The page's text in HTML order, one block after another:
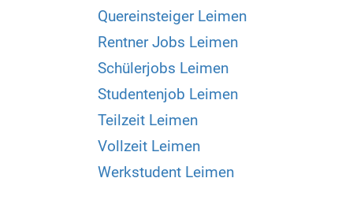
Quereinsteiger Leimen
Rentner Jobs Leimen
Schülerjobs Leimen
Studentenjob Leimen
Teilzeit Leimen
Vollzeit Leimen
Werkstudent Leimen